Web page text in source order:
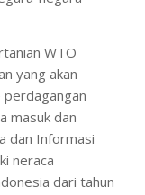
WTO
yang akan
masuk dan
dan Informasi
neraca
dari tahun